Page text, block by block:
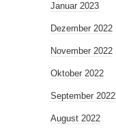
Januar 2023
Dezember 2022
November 2022
Oktober 2022
September 2022
August 2022